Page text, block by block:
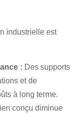
industrielle est
: Des supports
et de
à long terme.
conçu diminue